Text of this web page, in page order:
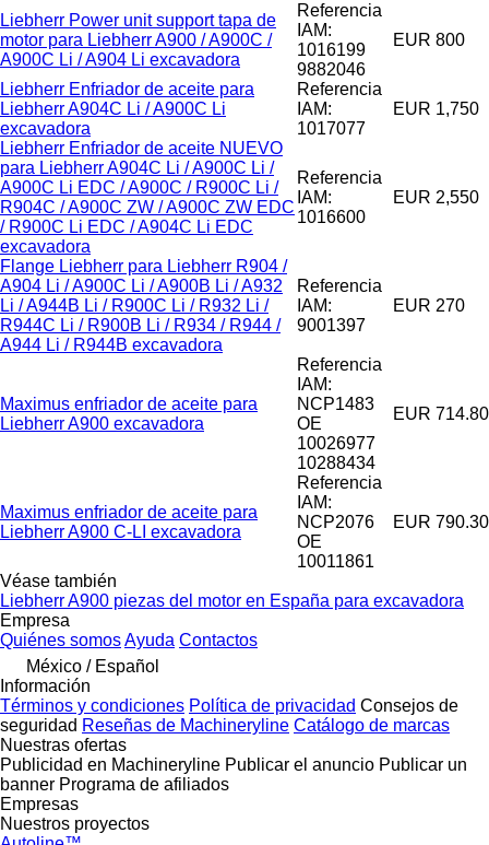
Liebherr Power unit support tapa de
motor para Liebherr A900 / A900C /
A900C Li / A904 Li excavadora
Referencia
IAM:
1016199
9882046
EUR 800
Liebherr Enfriador de aceite para
Liebherr A904C Li / A900C Li
excavadora
Referencia
IAM:
1017077
EUR 1,750
Liebherr Enfriador de aceite NUEVO
para Liebherr A904C Li / A900C Li /
A900C Li EDC / A900C / R900C Li /
R904C / A900C ZW / A900C ZW EDC
/ R900C Li EDC / A904C Li EDC
excavadora
Referencia
IAM:
1016600
EUR 2,550
Flange Liebherr para Liebherr R904 /
A904 Li / A900C Li / A900B Li / A932
Li / A944B Li / R900C Li / R932 Li /
R944C Li / R900B Li / R934 / R944 /
A944 Li / R944B excavadora
Referencia
IAM:
9001397
EUR 270
Maximus enfriador de aceite para
Liebherr A900 excavadora
Referencia
IAM:
NCP1483
OE
10026977
10288434
EUR 714.80
Maximus enfriador de aceite para
Liebherr A900 C-LI excavadora
Referencia
IAM:
NCP2076
OE
10011861
EUR 790.30
Véase también
Liebherr A900 piezas del motor en España para excavadora
Empresa
Quiénes somosAyuda Contactos
México / Español
Información
Términos y condiciones Política de privacidad Consejos de
seguridad Reseñas de Machineryline Catálogo de marcas
Nuestras ofertas
Publicidad en Machineryline Publicar el anuncio Publicar un
banner Programa de afiliados
Empresas
Nuestros proyectos